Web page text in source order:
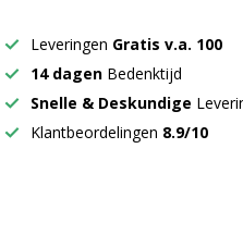
Leveringen Gratis v.a. 100
14 dagen Bedenktijd
Snelle & Deskundige
Klantbeordelingen 8.9/10